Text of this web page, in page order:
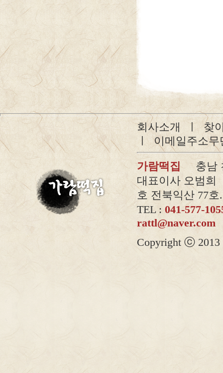
회사소개 ㅣ 찾
ㅣ이메일주소무
가람떡집충남 천
대표이사 오범
호 전북익산 77호
TEL : 041-577-
rattl@naver.com
Copyright ⓒ 2013